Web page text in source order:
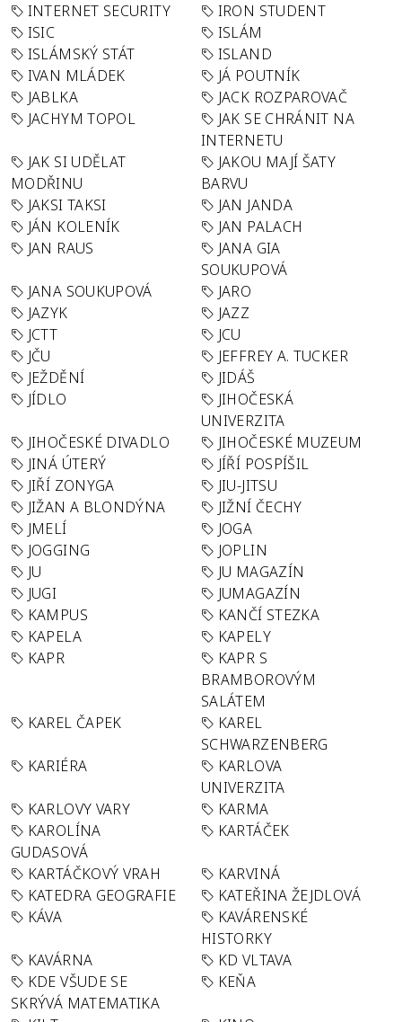
INTERNET SECURITY
IRON STUDENT
ISIC
ISLÁM
ISLÁMSKÝ STÁT
ISLAND
IVAN MLÁDEK
JÁ POUTNÍK
JABLKA
JACK ROZPAROVAČ
JACHYM TOPOL
JAK SE CHRÁNIT NA
INTERNETU
JAK SI UDĚLAT
MODŘINU
JAKOU MAJÍ ŠATY
BARVU
JAKSI TAKSI
JAN JANDA
JÁN KOLENÍK
JAN PALACH
JAN RAUS
JANA GIA
SOUKUPOVÁ
JANA SOUKUPOVÁ
JARO
JAZYK
JAZZ
JCTT
JCU
JČU
JEFFREY A. TUCKER
JEŽDĚNÍ
JIDÁŠ
JÍDLO
JIHOČESKÁ
UNIVERZITA
JIHOČESKÉ DIVADLO
JIHOČESKÉ MUZEUM
JINÁ ÚTERÝ
JÍŘÍ POSPÍŠIL
JIŘÍ ZONYGA
JIU-JITSU
JIŽAN A BLONDÝNA
JIŽNÍ ČECHY
JMELÍ
JOGA
JOGGING
JOPLIN
JU
JU MAGAZÍN
JUGI
JUMAGAZÍN
KAMPUS
KANČÍ STEZKA
KAPELA
KAPELY
KAPR
KAPR S
BRAMBOROVÝM
SALÁTEM
KAREL ČAPEK
KAREL
SCHWARZENBERG
KARIÉRA
KARLOVA
UNIVERZITA
KARLOVY VARY
KARMA
KAROLÍNA
GUDASOVÁ
KARTÁČEK
KARTÁČKOVÝ VRAH
KARVINÁ
KATEDRA GEOGRAFIE
KATEŘINA ŽEJDLOVÁ
KÁVA
KAVÁRENSKÉ
HISTORKY
KAVÁRNA
KD VLTAVA
KDE VŠUDE SE
SKRÝVÁ MATEMATIKA
KEŇA